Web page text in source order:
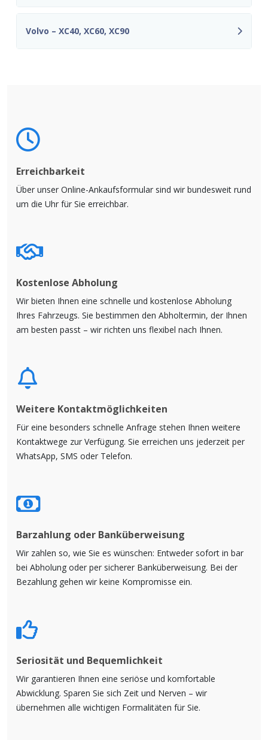
Volvo – XC40, XC60, XC90
Erreichbarkeit
Über unser Online-Ankaufsformular sind wir bundesweit rund
um die Uhr für Sie erreichbar.
Kostenlose Abholung
Wir bieten Ihnen eine schnelle und kostenlose Abholung
Ihres Fahrzeugs. Sie bestimmen den Abholtermin, der Ihnen
am besten passt – wir richten uns flexibel nach Ihnen.
Weitere Kontaktmöglichkeiten
Für eine besonders schnelle Anfrage stehen Ihnen weitere
Kontaktwege zur Verfügung. Sie erreichen uns jederzeit per
WhatsApp, SMS oder Telefon.
Barzahlung oder Banküberweisung
Wir zahlen so, wie Sie es wünschen: Entweder sofort in bar
bei Abholung oder per sicherer Banküberweisung. Bei der
Bezahlung gehen wir keine Kompromisse ein.
Seriosität und Bequemlichkeit
Wir garantieren Ihnen eine seriöse und komfortable
Abwicklung. Sparen Sie sich Zeit und Nerven – wir
übernehmen alle wichtigen Formalitäten für Sie.